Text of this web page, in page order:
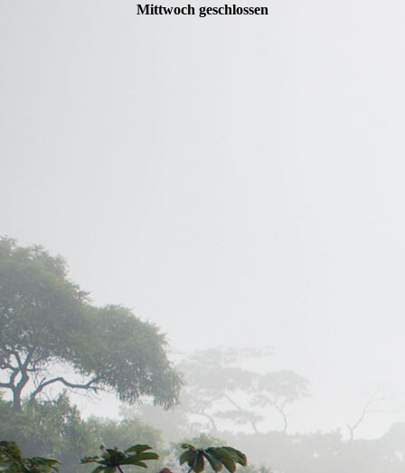
Mittwoch geschlossen